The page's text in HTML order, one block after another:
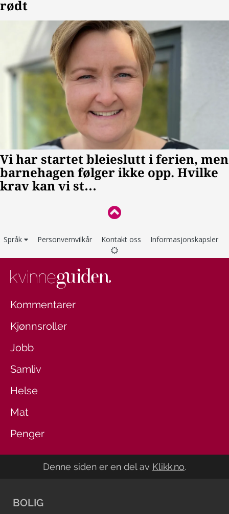
Språk Personvernvilkår Kontakt oss Informasjonskapsler
Kommentarer
Kjønnsroller
Jobb
Samliv
Helse
Mat
Penger
Denne siden er en del av Klikk.no.
BOLIG